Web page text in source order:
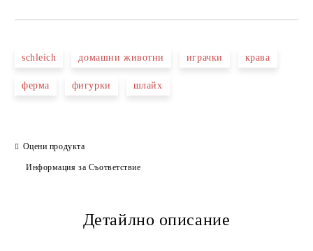
schleich домашни животни играчки крава
ферма фигурки шлайх
Оцени продукта
Информация за Съответствие
Детайлно описание